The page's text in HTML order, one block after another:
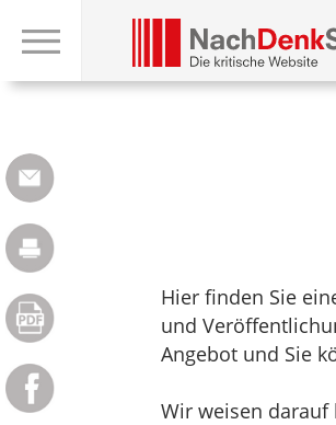
Hier finden Sie
und
Angebot und Sie
Wir weisen